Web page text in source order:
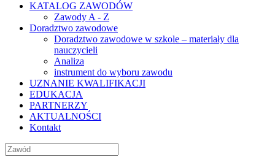
KATALOG ZAWODÓW
Zawody A - Z
Doradztwo zawodowe
Doradztwo zawodowe w szkole – materiały dla
nauczycieli
Analiza
instrument do wyboru zawodu
UZNANIE KWALIFIKACJI
EDUKACJA
PARTNERZY
AKTUALNOŚCI
Kontakt